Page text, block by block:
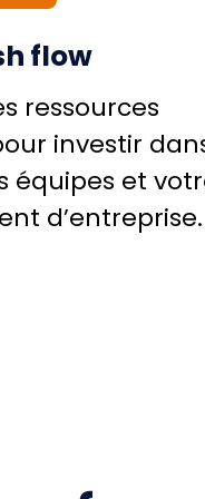
flow
ressources
investir
équipes et
d’entreprise.